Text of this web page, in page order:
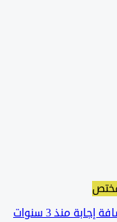
تمت إضافة إجابة منذ 3 سنوات